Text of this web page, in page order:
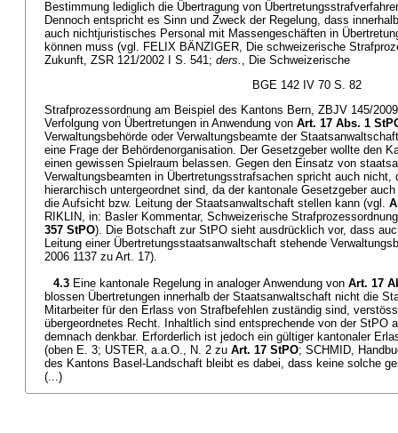
Bestimmung lediglich die Übertragung von
Dennoch entspricht es Sinn und Zweck der Regelung, dass
auch nichtjuristisches Personal mit Massengeschäften in
können muss (vgl. FELIX BÄNZIGER, Die schweizerische
Zukunft, ZSR 121/2002 I S. 541; ders. , Die Schweizerische
BGE 142 IV 70 S. 82
Strafprozessordnung am Beispiel des Kantons Bern, ZBJV 145/
Verfolgung von Übertretungen in Anwendung von Art. 17 Abs. 1
Verwaltungsbehörde oder Verwaltungsbeamte der
eine Frage der Behördenorganisation. Der Gesetzgeber wollte den
einen gewissen Spielraum belassen. Gegen den Einsatz von
Verwaltungsbeamten in Übertretungsstrafsachen spricht auch
hierarchisch untergeordnet sind, da der kantonale Gesetzgeber
die Aufsicht bzw. Leitung der Staatsanwaltschaft stellen kann (vgl.
RIKLIN, in: Basler Kommentar, Schweizerische
357 StPO). Die Botschaft zur StPO sieht ausdrücklich vor, dass
Leitung einer Übertretungsstaatsanwaltschaft stehende
2006 1137 zu Art. 17).
4.3 Eine kantonale Regelung in analoger Anwendung von Art. 17
blossen Übertretungen innerhalb der Staatsanwaltschaft nicht die
Mitarbeiter für den Erlass von Strafbefehlen zuständig sind,
übergeordnetes Recht. Inhaltlich sind entsprechende von der StPO
demnach denkbar. Erforderlich ist jedoch ein gültiger kantonaler
(oben E. 3; USTER, a.a.O., N. 2 zu Art. 17 StPO; SCHMID,
des Kantons Basel-Landschaft bleibt es dabei, dass keine solche
(...)